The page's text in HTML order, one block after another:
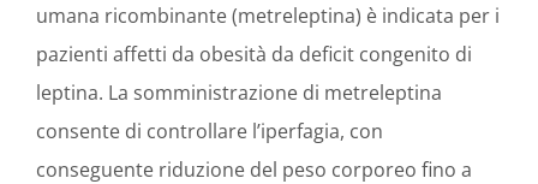
umana ricombinante (metreleptina) è indicata per i
pazienti affetti da obesità da deficit congenito di
leptina. La somministrazione di metreleptina
consente di controllare l’iperfagia, con
conseguente riduzione del peso corporeo fino a